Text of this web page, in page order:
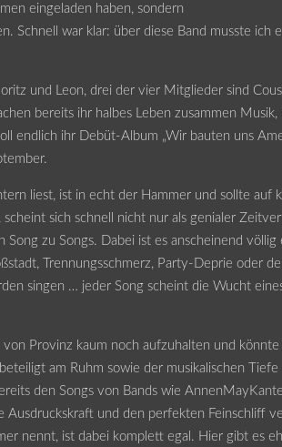
eingeladen haben, sondern
Schnell war klar: über diese Band musste ich
und Leon, drei der vier Mitglieder sind
bereits ihr halbes Leben zusammen Musik,
endlich ihr Debüt-Album „Wir bauten uns
liest, ist in echt der Hammer und sollte auf
sich schnell nicht nur als genialer
zu Songs. Dabei ist es anscheinend völlig
Trennungsschmerz, Party-Deprie oder
singen … jeder Song scheint die Wucht
Provinz kaum noch aufzuhalten und könnte
am Ruhm sowie der musikalischen
den Songs von Bands wie
Ausdruckskraft und den perfekten Feinschliff
nennt, ist dabei komplett egal. Hier gibt es